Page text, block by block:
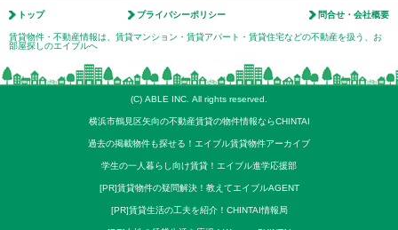
トップ プライバシーポリシー 問合せ・会社概要
賃貸物件・不動産情報は、賃貸マンション・賃貸アパート・賃貸住宅などの不動産を扱う、お
部屋探しのエイブルへ
(C) ABLE INC. All rights reserved.
横浜市鶴見区矢向の不動産賃貸の物件情報ならCHINTAI
過去の掲載物件も探せる！エイブル賃貸物件アーカイブ
学生の一人暮らし向け賃貸！エイブル進学応援部
[PR]賃貸物件の疑問解決！教えてエイブルAGENT
[PR]賃貸生活の工夫を紹介！CHINTAI情報局